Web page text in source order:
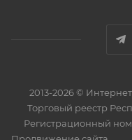
2013-2026 ©
Торговый реестр
Регистрационный